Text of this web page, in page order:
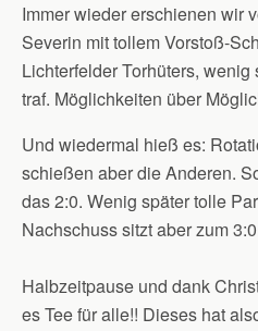
Immer wieder erschienen wir
Severin mit tollem Vorstoß-
Lichterfelder Torhüters,
traf. Möglichkeiten über
Und wiedermal hieß es:
schießen aber die Anderen.
das 2:0. Wenig später tolle
Nachschuss sitzt aber zum
Halbzeitpause und dank
es Tee für alle!! Dieses hat